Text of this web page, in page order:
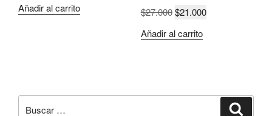
Añadir al carrito
$27.000 $21.000
Añadir al carrito